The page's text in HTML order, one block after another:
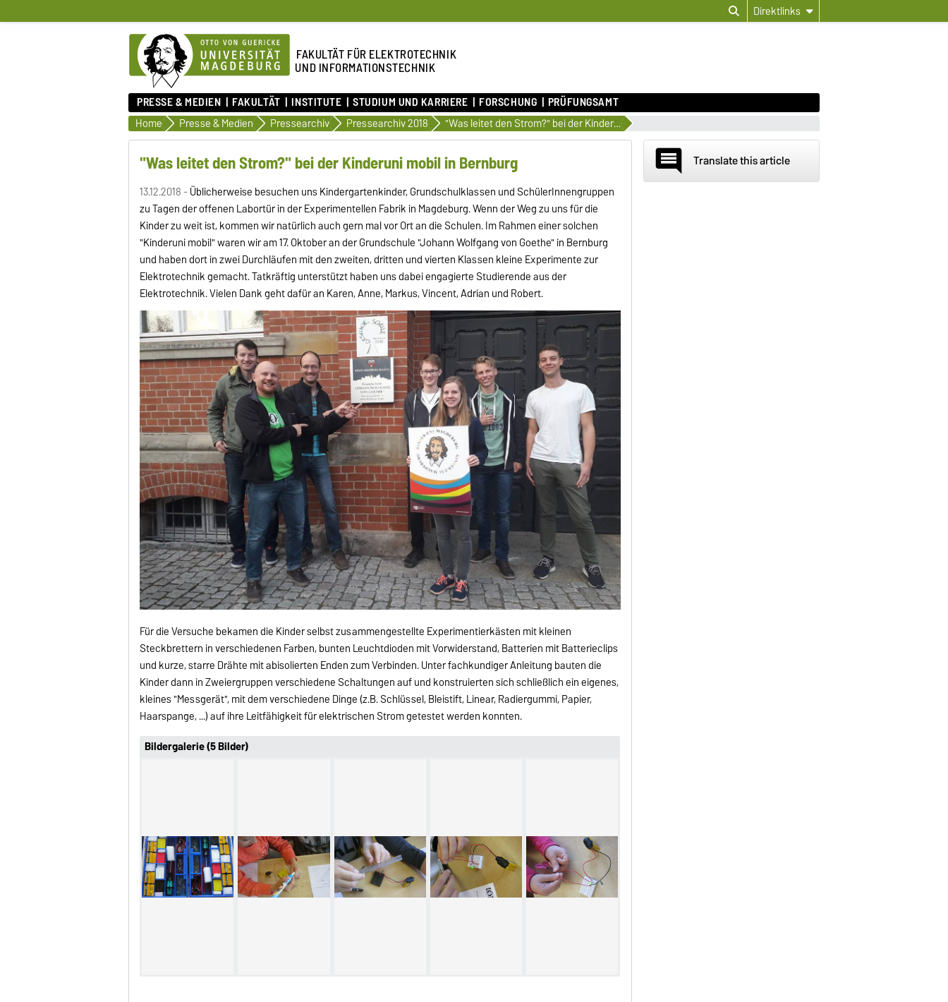
Direktlinks
FAKULTÄT FÜR ELEKTROTECHNIK
UND INFORMATIONSTECHNIK
PRESSE & MEDIEN FAKULTÄT INSTITUTE STUDIUM UND KARRIERE FORSCHUNG PRÜFUNGSAMT
Home Presse & Medien Pressearchiv Pressearchiv 2018 "Was leitet den Strom?" bei der Kinderuni mobil in Bernburg
"Was leitet den Strom?" bei der Kinderuni mobil in Bernburg
13.12.2018 -Üblicherweise besuchen uns Kindergartenkinder, Grundschulklassen und SchülerInnengruppen
zu Tagen der offenen Labortür in der Experimentellen Fabrik in Magdeburg. Wenn der Weg zu uns für die
Kinder zu weit ist, kommen wir natürlich auch gern mal vor Ort an die Schulen. Im Rahmen einer solchen
"Kinderuni mobil" waren wir am 17. Oktober an der Grundschule "Johann Wolfgang von Goethe" in Bernburg
und haben dort in zwei Durchläufen mit den zweiten, dritten und vierten Klassen kleine Experimente zur
Elektrotechnik gemacht. Tatkräftig unterstützt haben uns dabei engagierte Studierende aus der
Elektrotechnik. Vielen Dank geht dafür an Karen, Anne, Markus, Vincent, Adrian und Robert.
Für die Versuche bekamen die Kinder selbst zusammengestellte Experimentierkästen mit kleinen
Steckbrettern in verschiedenen Farben, bunten Leuchtdioden mit Vorwiderstand, Batterien mit Batterieclips
und kurze, starre Drähte mit abisolierten Enden zum Verbinden. Unter fachkundiger Anleitung bauten die
Kinder dann in Zweiergruppen verschiedene Schaltungen auf und konstruierten sich schließlich ein eigenes,
kleines "Messgerät", mit dem verschiedene Dinge (z.B. Schlüssel, Bleistift, Linear, Radiergummi, Papier,
Haarspange, ...) auf ihre Leitfähigkeit für elektrischen Strom getestet werden konnten.
Bildergalerie (5 Bilder)
comment Translate this article